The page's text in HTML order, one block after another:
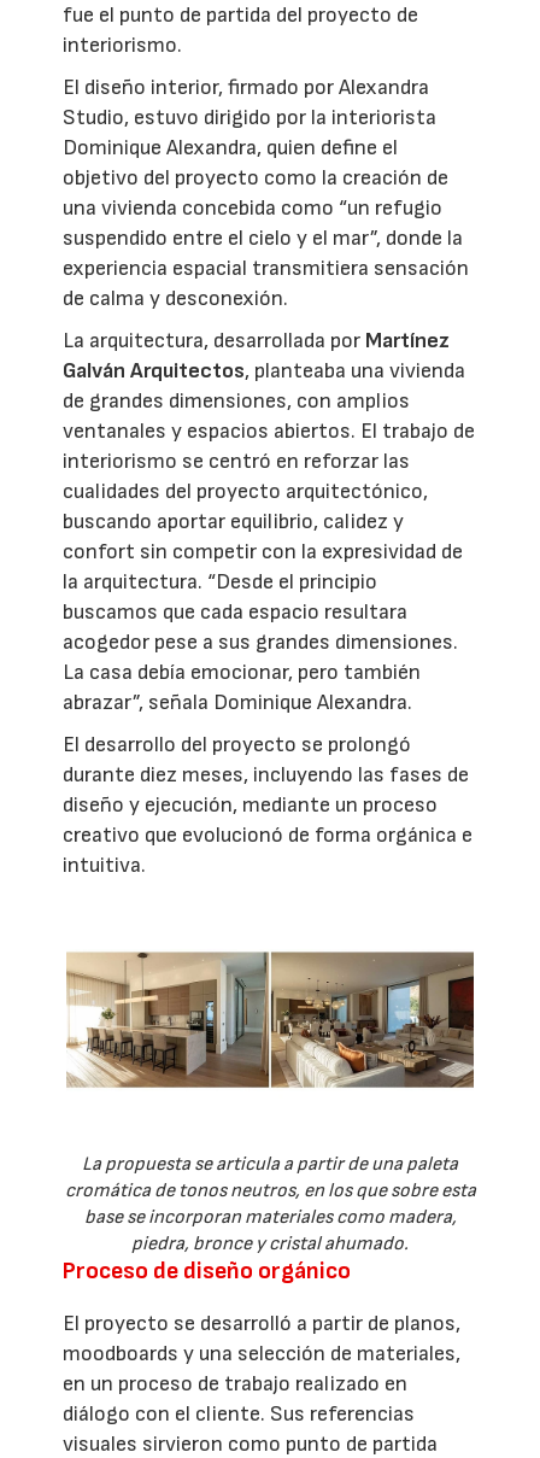
fue el punto de partida del proyecto de
interiorismo.
El diseño interior, firmado por Alexandra
Studio, estuvo dirigido por la interiorista
Dominique Alexandra, quien define el
objetivo del proyecto como la creación de
una vivienda concebida como “un refugio
suspendido entre el cielo y el mar”, donde la
experiencia espacial transmitiera sensación
de calma y desconexión.
La arquitectura, desarrollada por Martínez
Galván Arquitectos, planteaba una vivienda
de grandes dimensiones, con amplios
ventanales y espacios abiertos. El trabajo de
interiorismo se centró en reforzar las
cualidades del proyecto arquitectónico,
buscando aportar equilibrio, calidez y
confort sin competir con la expresividad de
la arquitectura. “Desde el principio
buscamos que cada espacio resultara
acogedor pese a sus grandes dimensiones.
La casa debía emocionar, pero también
abrazar”, señala Dominique Alexandra.
El desarrollo del proyecto se prolongó
durante diez meses, incluyendo las fases de
diseño y ejecución, mediante un proceso
creativo que evolucionó de forma orgánica e
intuitiva.
La propuesta se articula a partir de una paleta
cromática de tonos neutros, en los que sobre esta
base se incorporan materiales como madera,
piedra, bronce y cristal ahumado.
Proceso de diseño orgánico
El proyecto se desarrolló a partir de planos,
moodboards y una selección de materiales,
en un proceso de trabajo realizado en
diálogo con el cliente. Sus referencias
visuales sirvieron como punto de partida